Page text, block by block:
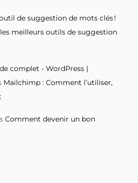
de suggestion de mots clés !
meilleurs outils de suggestion
complet - WordPress |
Mailchimp : Comment l’utiliser,
Comment devenir un bon